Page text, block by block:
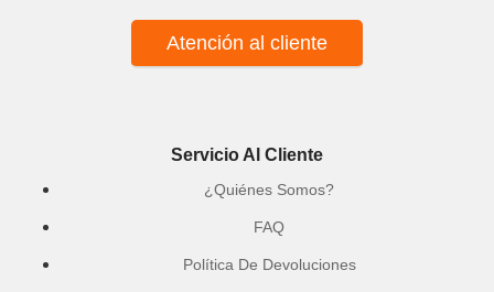
Atención al cliente
Servicio Al Cliente
¿Quiénes Somos?
FAQ
Política De Devoluciones